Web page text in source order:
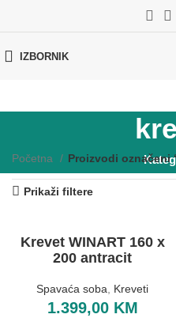
IZBORNIK
Početna Proizvodi označeni
Prikaži filtere
Krevet WINART 160 x
200 antracit
Spavaća soba Kreveti
1.399,00 KM